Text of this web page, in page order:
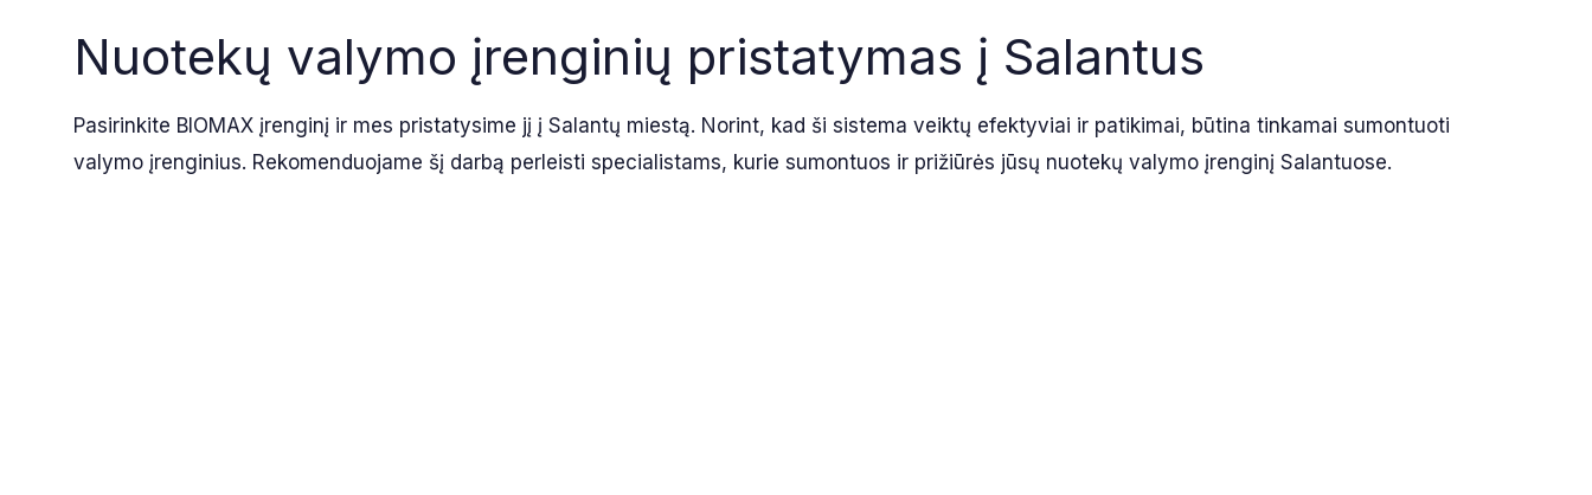
Nuotekų valymo įrenginių pristatymas į Salantus
Pasirinkite BIOMAX įrenginį ir mes pristatysime jį į Salantų miestą. Norint, kad ši sistema veiktų efektyviai ir patikimai, būtina tinkamai sumontuoti
valymo įrenginius. Rekomenduojame šį darbą perleisti specialistams, kurie sumontuos ir prižiūrės jūsų nuotekų valymo įrenginį Salantuose.